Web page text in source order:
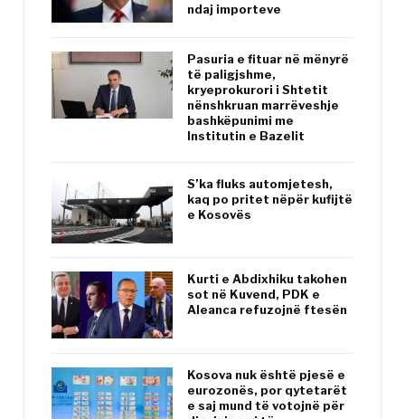
ndaj importeve
Pasuria e fituar në mënyrë
të paligjshme,
kryeprokurori i Shtetit
nënshkruan marrëveshje
bashkëpunimi me
Institutin e Bazelit
S’ka fluks automjetesh,
kaq po pritet nëpër kufijtë
e Kosovës
Kurti e Abdixhiku takohen
sot në Kuvend, PDK e
Aleanca refuzojnë ftesën
Kosova nuk është pjesë e
eurozonës, por qytetarët
e saj mund të votojnë për